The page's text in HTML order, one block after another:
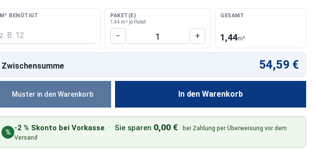
M² BENÖTIGT PAKET(E)
1,44 m² je Paket
Produkt Anzahl: Gib den
− +
GESAMT
1,44m²
In den Warenkorb
Zwischensumme 54,59 €
% -2 % Skonto bei Vorkasse · Sie sparen 0,00 €
bei Zahlung per Überweisung vor dem
Versand
Muster in den Warenkorb